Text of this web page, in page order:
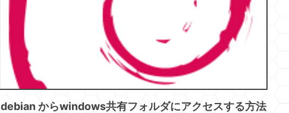
debian からwindows共有フォルダにアクセスする方法